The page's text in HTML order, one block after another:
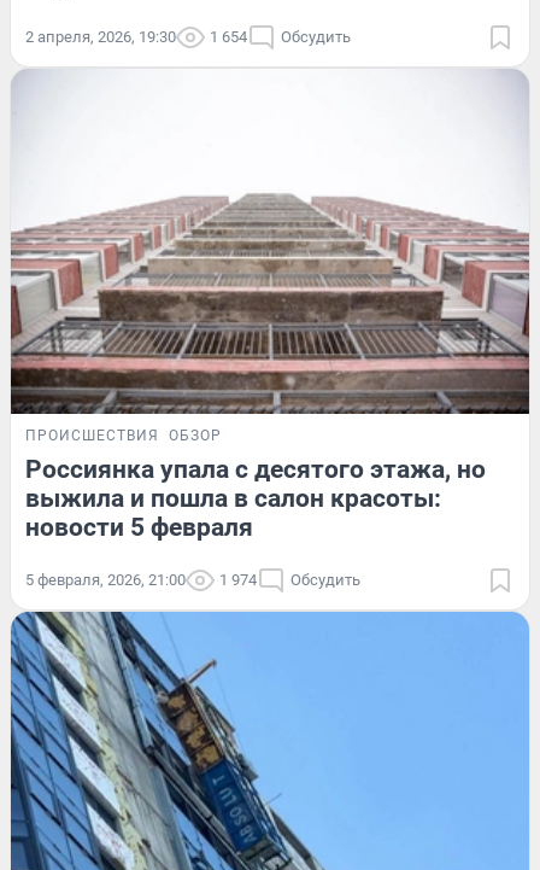
2 апреля, 2026, 19:30 1 654 Обсудить
ПРОИСШЕСТВИЯ ОБЗОР
Россиянка упала с десятого этажа, но
выжила и пошла в салон красоты:
новости 5 февраля
5 февраля, 2026, 21:00 1 974 Обсудить